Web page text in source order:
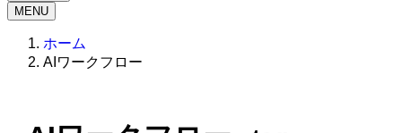
MENU
ホーム
AIワークフロー